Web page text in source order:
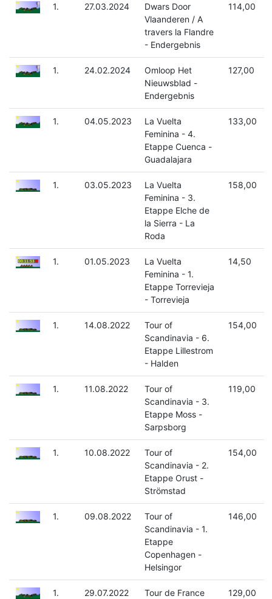
1. 27.03.2024
Dwars Door
Vlaanderen / A
travers la Flandre
- Endergebnis
114,00
1. 24.02.2024
Omloop Het
Nieuwsblad -
Endergebnis
127,00
1. 04.05.2023
La Vuelta
Feminina - 4.
Etappe Cuenca -
Guadalajara
133,00
1. 03.05.2023
La Vuelta
Feminina - 3.
Etappe Elche de
la Sierra - La
Roda
158,00
1. 01.05.2023
La Vuelta
Feminina - 1.
Etappe Torrevieja
- Torrevieja
14,50
1. 14.08.2022
Tour of
Scandinavia - 6.
Etappe Lillestrom
- Halden
154,00
1. 11.08.2022
Tour of
Scandinavia - 3.
Etappe Moss -
Sarpsborg
119,00
1. 10.08.2022
Tour of
Scandinavia - 2.
Etappe Orust -
Strömstad
154,00
1. 09.08.2022
Tour of
Scandinavia - 1.
Etappe
Copenhagen -
Helsingor
146,00
1. 29.07.2022
Tour de France
129,00